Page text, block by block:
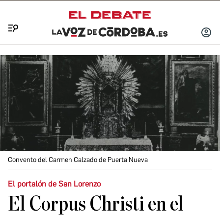
INICIAR
Convento del Carmen Calzado de Puerta Nueva
El portalón de San Lorenzo
El Corpus Christi en el